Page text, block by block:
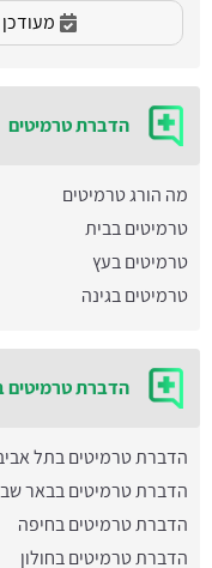
מעודכן
הדברת טרמיטים
מה הורג טרמיטים
טרמיטים בבית
טרמיטים בעץ
טרמיטים בגינה
הדברת טרמיטים
הדברת טרמיטים בתל
הדברת טרמיטים בבאר
הדברת טרמיטים בחיפה
הדברת טרמיטים בחולון